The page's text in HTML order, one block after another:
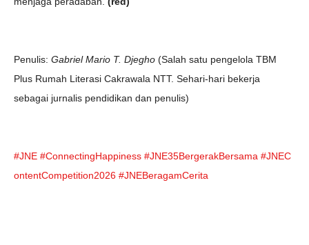
Penulis: Gabriel Mario T. Djegho (Salah satu pengelola TBM
Plus Rumah Literasi Cakrawala NTT. Sehari-hari bekerja
sebagai jurnalis pendidikan dan penulis)
#JNE #ConnectingHappiness #JNE35BergerakBersama #JNEC
ontentCompetition2026 #JNEBeragamCerita